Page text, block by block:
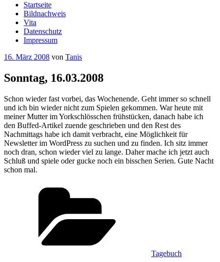
Startseite
Bildnachweis
Vita
Datenschutz
Impressum
Veröffentlicht
16. März 2008 von Tanis
Sonntag, 16.03.2008
Schon wieder fast vorbei, das Wochenende. Geht immer so schnell
und ich bin wieder nicht zum Spielen gekommen. War heute mit
meiner Mutter im Yorkschlösschen frühstücken, danach habe ich
den Buffed-Artikel zuende geschrieben und den Rest des
Nachmittags habe ich damit verbracht, eine Möglichkeit für
Newsletter im WordPress zu suchen und zu finden. Ich sitz immer
noch dran, schon wieder viel zu lange. Daher mache ich jetzt auch
Schluß und spiele oder gucke noch ein bisschen Serien. Gute Nacht
schon mal.
Tagebuch